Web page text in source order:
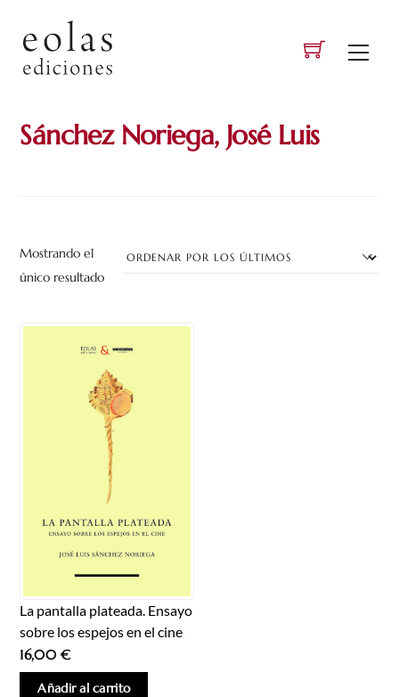
content
Sánchez Noriega, José Luis
Mostrando el
único resultado
La pantalla plateada. Ensayo
sobre los espejos en el cine
16,00€
Añadir al carrito